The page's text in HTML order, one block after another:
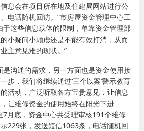
息会在项目所在地及住建局网站进行公
电话随机回访。”市房屋资金管理中心工
于这些信息载体的限制，单靠资金管理部
小疑问小顾虑还是不能有效打消，从而
主意见难的现状。”
是沟通的需求，另一方面也是资金使用接
步，我们将继续通过‘三个以案’警示教育
活动，广泛听取各方宝贵意见，让信息
让维修资金的使用始终在阳光下进
7月底，资金中心共受理审核191个维修
229张，发送短信1063条，电话随机回